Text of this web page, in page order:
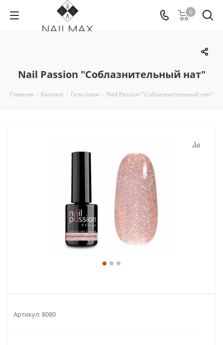
0
Nail Passion "Соблазнительный нат"
Главная - Каталог - Гель-лаки - Nail Passion "Соблазнительный нат"
Артикул:8080